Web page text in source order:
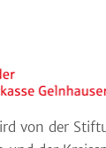
von der